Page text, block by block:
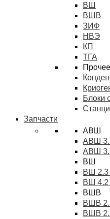
ВШ
ВШВ
ЗИФ
НВЭ
КП
ТГА
Блоки
Запчасти
АВШ
АВШ
АВШ
ВШ
ВШ 2.3
ВШ 4.2
ВШВ
ВШВ
ВШВ